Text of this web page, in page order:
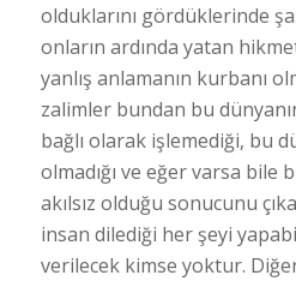
olduklarını gördüklerinde
onların ardında yatan
yanlış anlamanın kurbanı
zalimler bundan bu
bağlı olarak işlemediği, bu
olmadığı ve eğer varsa bile
akılsız olduğu sonucunu
insan dilediği her şeyi
verilecek kimse yoktur.